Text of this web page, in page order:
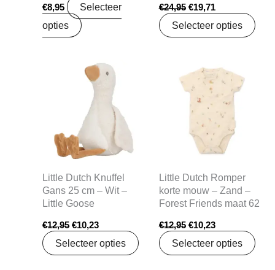
€8,95
Selecteer
opties
€24,95 €19,71
Selecteer opties
Little Dutch Knuffel
Gans 25 cm – Wit –
Little Goose
€12,95
Oorspronkelijke
prijs
€12,95.
€10,23
Huidige
prijs
€10,23.
Selecteer opties
Little Dutch Romper
korte mouw – Zand –
Forest Friends maat 62
€12,95
prijs
was:
€12,95.
€10,23
prijs
€10,23.
Selecteer opties